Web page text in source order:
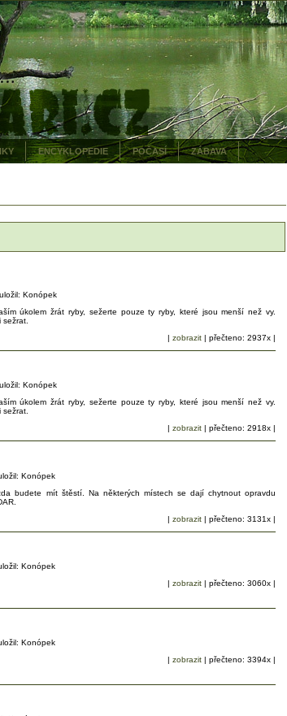
ENCYKLOPEDIE POČASÍ ZÁBAVA
Konópek
úkolem žrát ryby, sežerte pouze ty ryby, které jsou menší než vy.
| zobrazit | přečteno: 2937x |
Konópek
úkolem žrát ryby, sežerte pouze ty ryby, které jsou menší než vy.
| zobrazit | přečteno: 2918x |
Konópek
budete mít štěstí. Na některých místech se dají chytnout opravdu
| zobrazit | přečteno: 3131x |
Konópek
| zobrazit | přečteno: 3060x |
Konópek
| zobrazit | přečteno: 3394x |